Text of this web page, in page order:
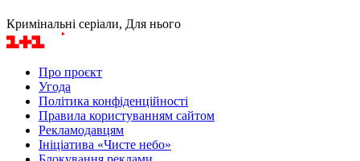
Кримінальні серіали, Для нього
Про проєкт
Угода
Політика конфіденційності
Правила користуванням сайтом
Рекламодавцям
Ініціатива «Чисте небо»